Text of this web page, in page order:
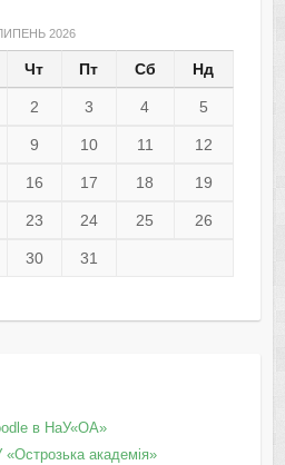
2026
Чт Пт Сб Нд
2 3 4 5
9 10 11 12
16 17 18 19
23 24 25 26
30
31
в НаУ«ОА»
«Острозька академія»